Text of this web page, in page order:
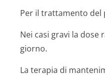
Per il trattamento del
Nei casi gravi la dose
giorno.
La terapia di